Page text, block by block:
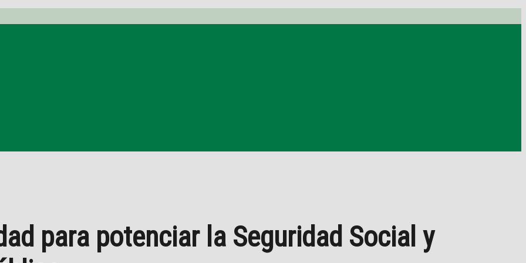
para potenciar la Seguridad Social y